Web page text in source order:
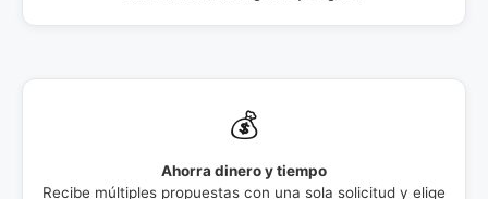
💰
Ahorra dinero y tiempo
Recibe múltiples propuestas con una sola solicitud y elige